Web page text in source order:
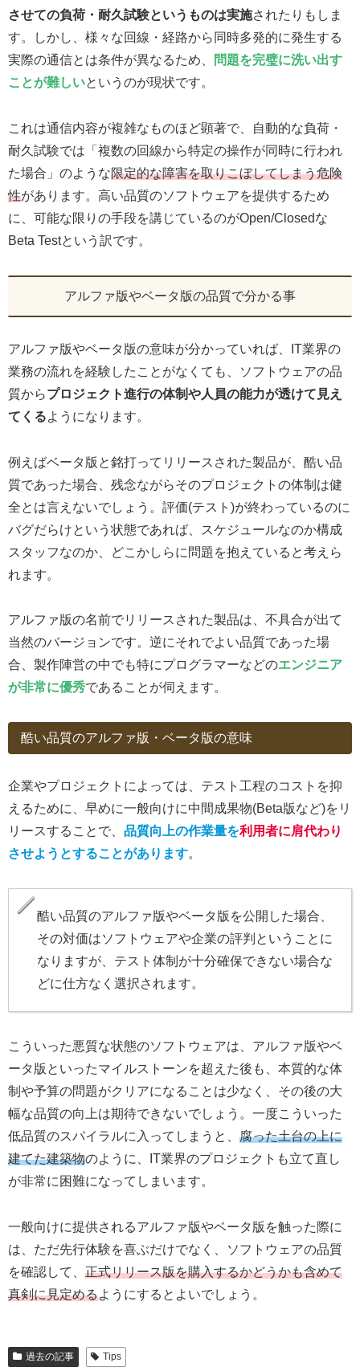
させての負荷・耐久試験というものは実施されたりもしま
す。しかし、様々な回線・経路から同時多発的に発生する
実際の通信とは条件が異なるため、
問題を完璧に洗い出す
ことが難しいというのが現状です。
これは通信内容が複雑なものほど顕著で、自動的な負荷・
耐久試験では「複数の回線から特定の操作が同時に行われ
た場合」のような限定的な障害を取りこぼしてしまう危険
性があります。高い品質のソフトウェアを提供するため
に、可能な限りの手段を講じているのがOpen/Closedな
Beta Testという訳です。
アルファ版やベータ版の品質で分かる事
アルファ版やベータ版の意味が分かっていれば、IT業界の
業務の流れを経験したことがなくても、ソフトウェアの品
質からプロジェクト進行の体制や人員の能力が透けて見え
てくるようになります。
例えばベータ版と銘打ってリリースされた製品が、酷い品
質であった場合、残念ながらそのプロジェクトの体制は健
全とは言えないでしょう。評価(テスト)が終わっているのに
バグだらけという状態であれば、スケジュールなのか構成
スタッフなのか、どこかしらに問題を抱えていると考えら
れます。
アルファ版の名前でリリースされた製品は、不具合が出て
当然のバージョンです。逆にそれでよい品質であった場
合、製作陣営の中でも特にプログラマーなどのエンジニア
が非常に優秀であることが伺えます。
酷い品質のアルファ版・ベータ版の意味
企業やプロジェクトによっては、テスト工程のコストを抑
えるために、早めに一般向けに中間成果物(Beta版など)をリ
リースすることで、 品質向上の作業量を利用者に肩代わり
させようとすることがあります。
酷い品質のアルファ版やベータ版を公開した場合、
その対価はソフトウェアや企業の評判ということに
なりますが、テスト体制が十分確保できない場合な
どに仕方なく選択されます。
こういった悪質な状態のソフトウェアは、アルファ版やベ
ータ版といったマイルストーンを超えた後も、本質的な体
制や予算の問題がクリアになることは少なく、その後の大
幅な品質の向上は期待できないでしょう。一度こういった
低品質のスパイラルに入ってしまうと、 腐った土台の上に
建てた建築物のように、IT業界のプロジェクトも立て直し
が非常に困難になってしまいます。
一般向けに提供されるアルファ版やベータ版を触った際に
は、ただ先行体験を喜ぶだけでなく、ソフトウェアの品質
を確認して、 正式リリース版を購入するかどうかも含めて
真剣に見定めるようにするとよいでしょう。
過去の記事 Tips